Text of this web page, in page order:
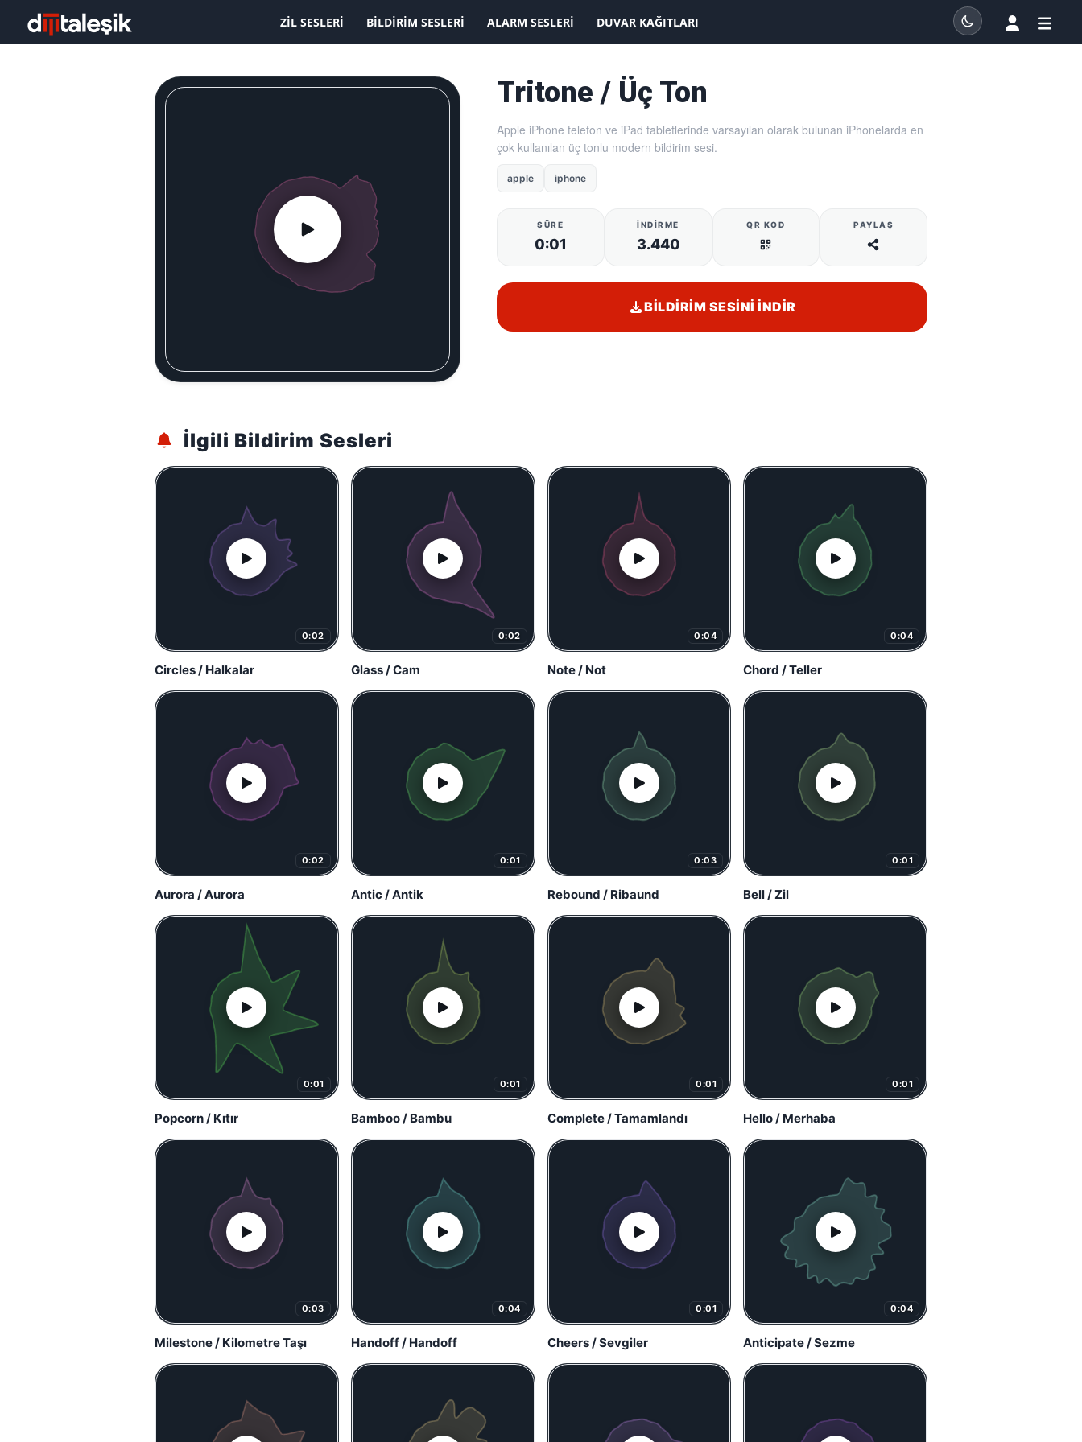
KAYDOLMAK İSTİYORUM
ZIL SESLERI BILDIRIM SESLERI ALARM SESLERI DUVAR KAĞITLARI
Tritone / Üç Ton
Apple iPhone telefon ve iPad tabletlerinde varsayılan olarak bulunan iPhonelarda en
çok kullanılan üç tonlu modern bildirim sesi.
apple iphone
SÜRE
0:01
İNDIRME
3.440
QR KOD PAYLAŞ
BILDIRIM SESINI İNDIR
İlgili Bildirim Sesleri
0:02
Circles / Halkalar
0:02
Glass / Cam
0:04
Note / Not
0:04
Chord / Teller
0:02
Aurora / Aurora
0:01
Antic / Antik
0:03
Rebound / Ribaund
0:01
Bell / Zil
0:01
Popcorn / Kıtır
0:01
Bamboo / Bambu
0:01
Complete / Tamamlandı
0:01
Hello / Merhaba
0:03
Milestone / Kilometre Taşı
0:04
Handoff / Handoff
0:01
Cheers / Sevgiler
0:04
Anticipate / Sezme